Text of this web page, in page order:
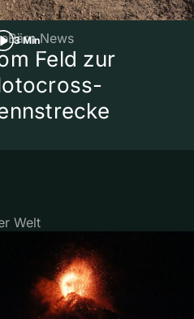
3 MinNews
Feld zur
Welt